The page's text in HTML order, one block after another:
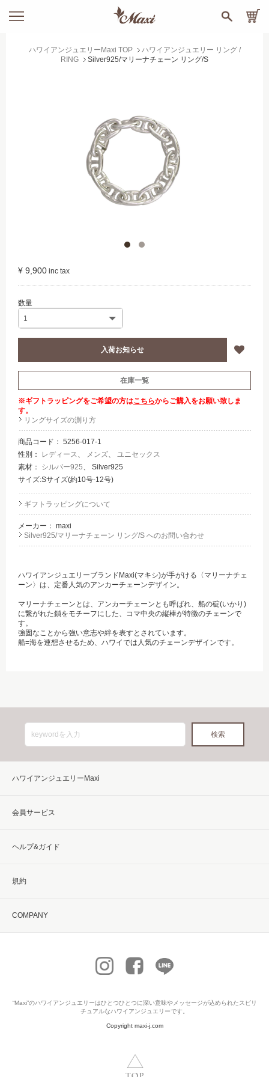
ハワイアンジュエリーMaxi TOP
ハワイアンジュエリー リング /
RING
Silver925/マリーナチェーン リング/S
¥ 9,900
在庫一覧
※ギフトラッピングをご希望の方はこちらからご購入をお願い致しま
す。
リングサイズの測り方
商品コード： 5256-017-1
性別：
レディース、 メンズ、 ユニセックス
素材： シルバー925、 Silver925
サイズ:Sサイズ(約10号-12号)
ギフトラッピングについて
メーカー： maxi
Silver925/マリーナチェーン リング/S へのお問い合わせ
ハワイアンジュエリーブランドMaxi(マキシ)が手がける〈マリーナチェ
ーン〉は、定番人気のアンカーチェーンデザイン。
マリーナチェーンとは、アンカーチェーンとも呼ばれ、船の碇(いかり)
に繋がれた鎖をモチーフにした、コマ中央の縦棒が特徴のチェーンで
す。
強固なことから強い意志や絆を表すとされています。
船=海を連想させるため、ハワイでは人気のチェーンデザインです。
ハワイアンジュエリーMaxi
会員サービス
ヘルプ&ガイド
規約
COMPANY
“Maxi”のハワイアンジュエリーはひとつひとつに深い意味やメッセージが込められたスピリ
チュアルなハワイアンジュエリーです。
Copyright maxi-j.com